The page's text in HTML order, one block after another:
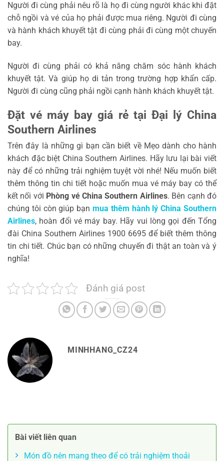
Người đi cùng phải nêu rõ là họ đi cùng người khác khi đặt
chỗ ngồi và vé của họ phải được mua riêng. Người đi cùng
và hành khách khuyết tật đi cùng phải đi cùng một chuyến
bay.
Người đi cùng phải có khả năng chăm sóc hành khách
khuyết tật. Và giúp họ di tản trong trường hợp khẩn cấp.
Người đi cùng cũng phải ngồi cạnh hành khách khuyết tật.
Đặt vé máy bay giá rẻ tại Đại lý China
Southern Airlines
Trên đây là những gì bạn cần biết về Mẹo dành cho hành
khách đặc biệt China Southern Airlines. Hãy lưu lại bài viết
này để có những trải nghiệm tuyệt vời nhé! Nếu muốn biết
thêm thông tin chi tiết hoặc muốn mua vé máy bay có thể
kết nối với Phòng vé China Southern Airlines. Bên cạnh đó
chúng tôi còn giúp bạn mua thêm hành lý China Southern
Airlines, hoàn đổi vé máy bay. Hãy vui lòng gọi đến Tổng
đài China Southern Airlines 1900 6695 để biết thêm thông
tin chi tiết. Chúc bạn có những chuyến đi thật an toàn và ý
nghĩa!
Đánh giá post
MINHHANG_CZ24
Bài viết liên quan
Món đồ nên mang theo để có trải nghiệm thoải